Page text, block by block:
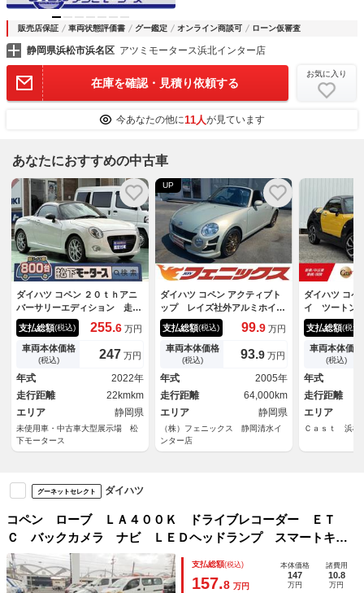
販売店保証 車両状態評価書 グー鑑定 オンライン商談可 ローン仮審査
静岡県浜松市浜名区 アツミモータース浜北インター店
在庫を確認・見積り依頼する
お気に入り
今あなたの他に11人が見ています
あなたにおすすめの中古車
ダイハツ コペン ２０ｔｈアニ
バーサリーエディション 走行
距離２２ｋｍ ５ＭＴ ２０周
年記念特別仕様車 １，０００
台限定車 専用／本革巻ステア
リング＆シフトノブ・エンブレ
ム・スカッフプレート・ＬＥＤ
ヘッドランプ・スポーツシート
（アイボリー）・ＢＢＳ製ＡＷ
支払総額(税込) 255.6 万円
車両本体価格
(税込) 247 万円
年式
2022年
走行距離
22kmkm
エリア
静岡県
未使用車・中古車大型展示場 松
下モータース
UP
ダイハツ コペン アクティブト
ップ レイズ社外アルミホイー
ル☆Ｄスポーツ社外マフラー☆
Ｊワークス社外フロントバンパ
ー☆ｐｉｖｏｔマルチゲージ☆
Ｄスポーツ社外シート☆アクテ
ィブトップ☆ＣＤオーディオ☆
キーレス☆Ｗエアバッグ☆試乗
ＯＫ
支払総額(税込) 99.9 万円
車両本体価格
(税込) 93.9 万円
年式
2005年
走行距離
64,000km
エリア
静岡県
（株）フェニックス 静岡清水イ
ンター店
ダイハツ コペ
イ ツートン
ｕｅｔｏｏ
Ｃ 全席シー
ートキー プ
ＤＶＤ再生
ル
支払総額(税込)
車両本体価格
(税込)
年式
走行距離
エリア
Ｃａｓｔ 浜
グーネットセレクト ダイハツ
コペン ローブ ＬＡ４００Ｋ ドライブレコーダー ＥＴ
Ｃ バックカメラ ナビ ＬＥＤヘッドランプ スマートキ
ー アイドリングストップ シートヒーター ＡＢＳ ＥＳ
Ｃ ＣＤ ＤＶＤ再生 ＵＳＢ
支払総額(税込)
157.8 万円
本体価格
147
万円
諸費用
10.8
万円